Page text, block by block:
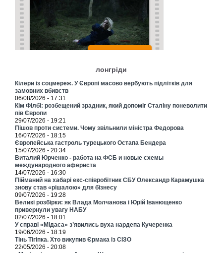
лонгріди
Кілери із соцмереж. У Європі масово вербують підлітків для
замовних вбивств
06/08/2026 - 17:31
Кім Філбі: розбещений зрадник, який допоміг Сталіну поневолити
пів Європи
29/07/2026 - 19:21
Пішов проти системи. Чому звільнили міністра Федорова
16/07/2026 - 18:15
Європейська гастроль турецького Остапа Бендера
15/07/2026 - 20:34
Виталий Юрченко - работа на ФСБ и новые схемы
международного афериста
14/07/2026 - 16:30
Пійманий на хабарі екс-співробітник СБУ Олександр Карамушка
знову став «рішалою» для бізнесу
09/07/2026 - 19:28
Великі розбірки: як Влада Молчанова і Юрій Іванющенко
привернули увагу НАБУ
02/07/2026 - 18:01
У справі «Мідаса» з’явились вуха нардепа Кучеренка
19/06/2026 - 18:19
Тінь Тігіпка. Хто викупив Єрмака із СІЗО
22/05/2026 - 20:08